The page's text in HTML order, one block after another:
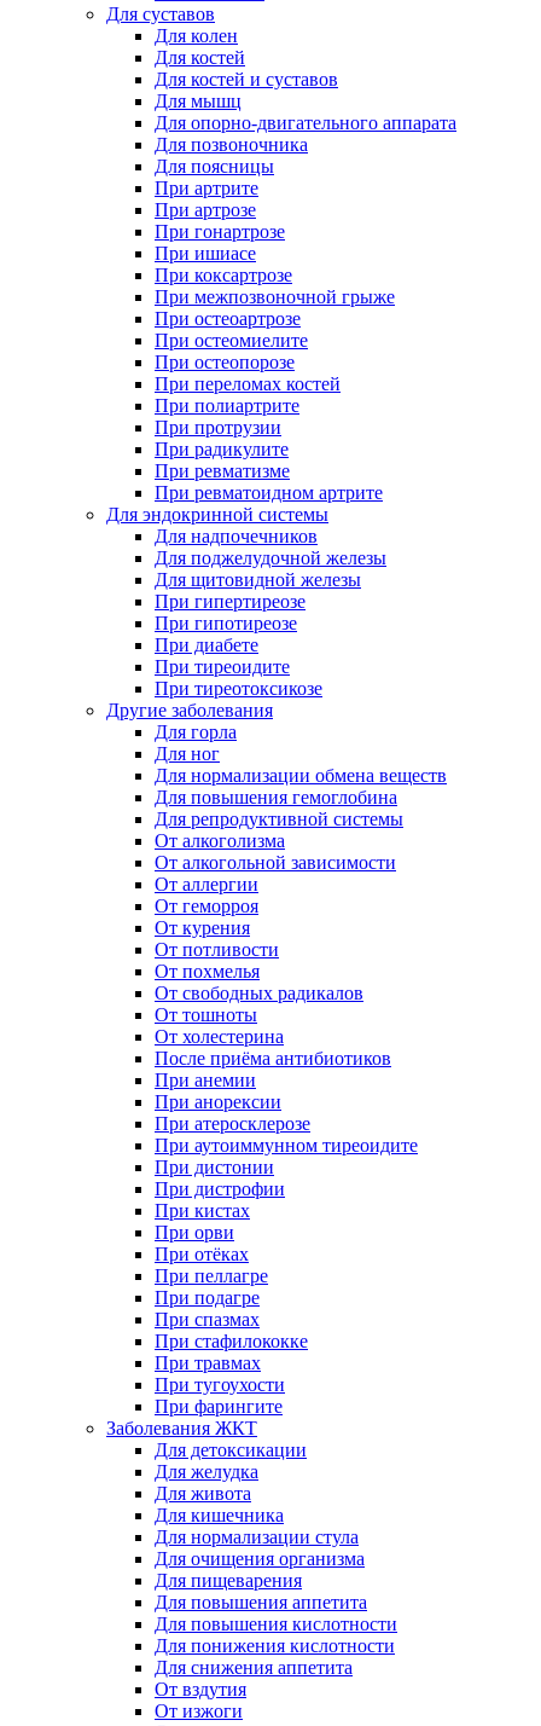
Для суставов
Для колен
Для костей
Для костей и суставов
Для мышц
Для опорно-двигательного аппарата
Для позвоночника
Для поясницы
При артрите
При артрозе
При гонартрозе
При ишиасе
При коксартрозе
При межпозвоночной грыже
При остеоартрозе
При остеомиелите
При остеопорозе
При переломах костей
При полиартрите
При протрузии
При радикулите
При ревматизме
При ревматоидном артрите
Для эндокринной системы
Для надпочечников
Для поджелудочной железы
Для щитовидной железы
При гипертиреозе
При гипотиреозе
При диабете
При тиреоидите
При тиреотоксикозе
Другие заболевания
Для горла
Для ног
Для нормализации обмена веществ
Для повышения гемоглобина
Для репродуктивной системы
От алкоголизма
От алкогольной зависимости
От аллергии
От геморроя
От курения
От потливости
От похмелья
От свободных радикалов
От тошноты
От холестерина
После приёма антибиотиков
При анемии
При анорексии
При атеросклерозе
При аутоиммунном тиреоидите
При дистонии
При дистрофии
При кистах
При орви
При отёках
При пеллагре
При подагре
При спазмах
При стафилококке
При травмах
При тугоухости
При фарингите
Заболевания ЖКТ
Для детоксикации
Для желудка
Для живота
Для кишечника
Для нормализации стула
Для очищения организма
Для пищеварения
Для повышения аппетита
Для повышения кислотности
Для понижения кислотности
Для снижения аппетита
От вздутия
От изжоги